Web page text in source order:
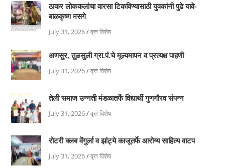
ठाकर लोककलांचा वारसा टिकविण्यासाठी युवकांनी पुढे यावे-
बाळकृष्ण मसगे
July 31, 2026/वृत्त विशेष
अणसुर, तुळसुली ग्रा.पं.चे मूल्यमापन व प्रत्यक्ष पाहणी
July 31, 2026/वृत्त विशेष
तेली समाज उन्नती मंडळातर्फे विद्यार्थी गुणगौरव संपन्न
July 31, 2026/वृत्त विशेष
रोटरी क्लब वेंगुर्ला व झांट्ये काजूतर्फे आरोग्य साहित्य वाटप
July 31, 2026/वृत्त विशेष